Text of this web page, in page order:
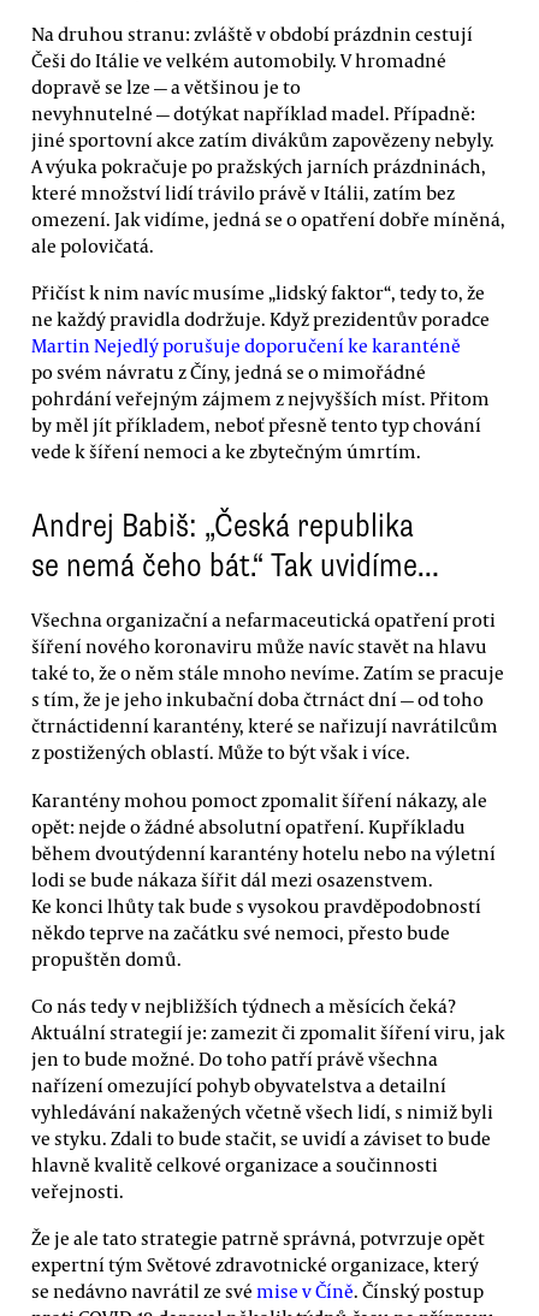
Na druhou stranu: zvláště v období prázdnin cestují
Češi do Itálie ve velkém automobily. V hromadné
dopravě se lze — a většinou je to
nevyhnutelné — dotýkat například madel. Případně:
jiné sportovní akce zatím divákům zapovězeny nebyly.
A výuka pokračuje po pražských jarních prázdninách,
které množství lidí trávilo právě v Itálii, zatím bez
omezení. Jak vidíme, jedná se o opatření dobře míněná,
ale polovičatá.
Přičíst k nim navíc musíme „lidský faktor“, tedy to, že
ne každý pravidla dodržuje. Když prezidentův poradce
Martin Nejedlý porušuje doporučení ke karanténě
po svém návratu z Číny, jedná se o mimořádné
pohrdání veřejným zájmem z nejvyšších míst. Přitom
by měl jít příkladem, neboť přesně tento typ chování
vede k šíření nemoci a ke zbytečným úmrtím.
Andrej Babiš: „Česká republika
se nemá čeho bát.“ Tak uvidíme…
Všechna organizační a nefarmaceutická opatření proti
šíření nového koronaviru může navíc stavět na hlavu
také to, že o něm stále mnoho nevíme. Zatím se pracuje
s tím, že je jeho inkubační doba čtrnáct dní — od toho
čtrnáctidenní karantény, které se nařizují navrátilcům
z postižených oblastí. Může to být však i více.
Karantény mohou pomoct zpomalit šíření nákazy, ale
opět: nejde o žádné absolutní opatření. Kupříkladu
během dvoutýdenní karantény hotelu nebo na výletní
lodi se bude nákaza šířit dál mezi osazenstvem.
Ke konci lhůty tak bude s vysokou pravděpodobností
někdo teprve na začátku své nemoci, přesto bude
propuštěn domů.
Co nás tedy v nejbližších týdnech a měsících čeká?
Aktuální strategií je: zamezit či zpomalit šíření viru, jak
jen to bude možné. Do toho patří právě všechna
nařízení omezující pohyb obyvatelstva a detailní
vyhledávání nakažených včetně všech lidí, s nimiž byli
ve styku. Zdali to bude stačit, se uvidí a záviset to bude
hlavně kvalitě celkové organizace a součinnosti
veřejnosti.
Že je ale tato strategie patrně správná, potvrzuje opět
expertní tým Světové zdravotnické organizace, který
se nedávno navrátil ze své mise v Číně. Čínský postup